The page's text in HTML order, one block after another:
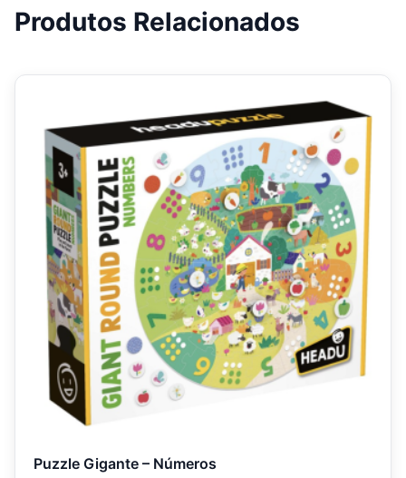
Produtos Relacionados
Puzzle Gigante – Números